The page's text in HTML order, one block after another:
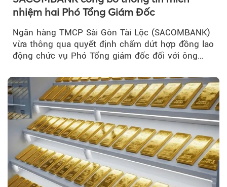
nhiệm hai Phó Tổng Giám Đốc
Ngân hàng TMCP Sài Gòn Tài Lộc (SACOMBANK)
vừa thông qua quyết định chấm dứt hợp đồng lao
động chức vụ Phó Tổng giám đốc đối với ông